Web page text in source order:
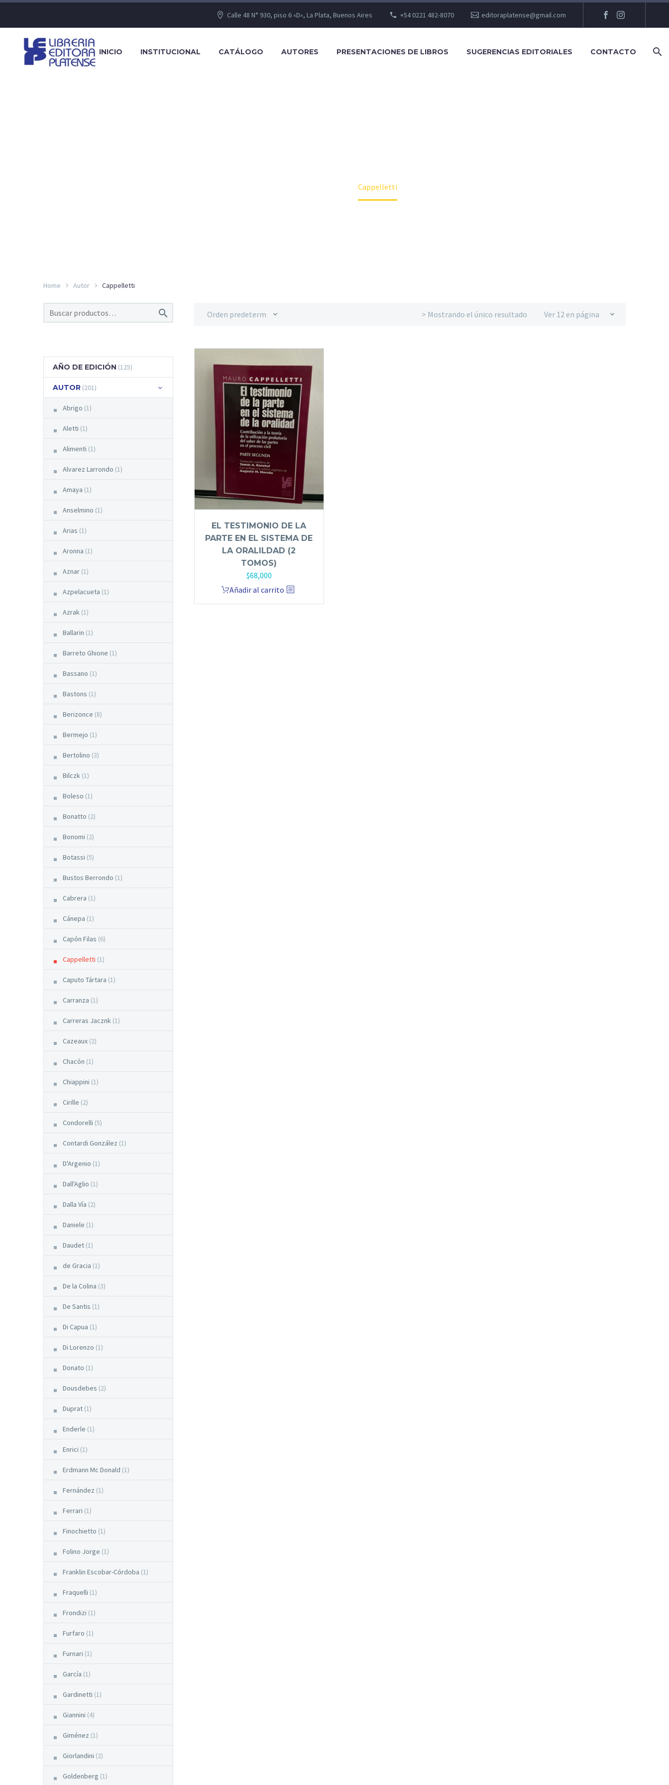
Calle 48 N° 930, piso 6 «D», La Plata, Buenos Aires +54 0221 482-8070 editoraplatense@gmail.com
INICIO INSTITUCIONAL CATÁLOGO AUTORES PRESENTACIONES DE LIBROS SUGERENCIAS EDITORIALES CONTACTO
Cappelletti
Home Autor Cappelletti
Orden predeterminado Ver 12 en página
> Mostrando el único resultado
EL TESTIMONIO DE LA
PARTE EN EL SISTEMA DE
LA ORALILDAD (2
TOMOS)
$68,000
Añadir al carrito

AÑO DE EDICIÓN (125)
AUTOR (201)
Abrigo (1)
Aletti (1)
Alimenti (1)
Alvarez Larrondo (1)
Amaya (1)
Anselmino (1)
Arias (1)
Aronna (1)
Aznar (1)
Azpelacueta (1)
Azrak (1)
Ballarin (1)
Barreto Ghione (1)
Bassano (1)
Bastons (1)
Berizonce (8)
Bermejo (1)
Bertolino (3)
Bilczk (1)
Boleso (1)
Bonatto (2)
Bonomi (2)
Botassi (5)
Bustos Berrondo (1)
Cabrera (1)
Cánepa (1)
Capón Filas (6)
Cappelletti (1)
Caputo Tártara (1)
Carranza (1)
Carreras Jacznk (1)
Cazeaux (2)
Chacón (1)
Chiappini (1)
Cirille (2)
Condorelli (5)
Contardi González (1)
D'Argenio (1)
Dall'Aglio (1)
Dalla Vía (2)
Daniele (1)
Daudet (1)
de Gracia (1)
De la Colina (3)
De Santis (1)
Di Capua (1)
Di Lorenzo (1)
Donato (1)
Dousdebes (2)
Duprat (1)
Enderle (1)
Enrici (1)
Erdmann Mc Donald (1)
Fernández (1)
Ferrari (1)
Finochietto (1)
Folino Jorge (1)
Franklin Escobar-Córdoba (1)
Fraquelli (1)
Frondizi (1)
Furfaro (1)
Furnari (1)
García (1)
Gardinetti (1)
Giannini (4)
Giménez (1)
Giorlandini (2)
Goldenberg (1)